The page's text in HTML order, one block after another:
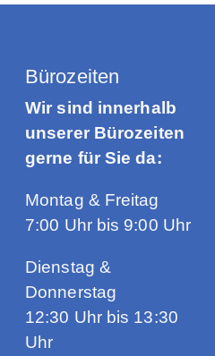
Bürozeiten
Wir sind innerhalb
unserer Bürozeiten
gerne für Sie da:
Montag & Freitag
7:00 Uhr bis 9:00 Uhr
Dienstag &
Donnerstag
12:30 Uhr bis 13:30
Uhr